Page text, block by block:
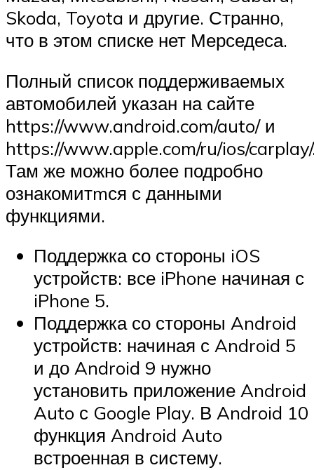
Skoda, Toyota и другие. Странно,
что в этом списке нет Мерседеса.
Полный список поддерживаемых
автомобилей указан на сайте
https://www.android.com/auto/ и
https://www.apple.com/ru/ios/
Там же можно более подробно
ознакомитmся с данными
функциями.
Поддержка со стороны iOS
устройств: все iPhone начиная с
iPhone 5.
Поддержка со стороны Android
устройств: начиная с Android 5
и до Android 9 нужно
установить приложение Android
Auto с Google Play. В Android 10
функция Android Auto
встроенная в систему.